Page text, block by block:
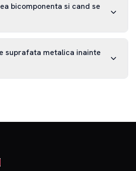
bicomponenta si cand se
suprafata metalica inainte